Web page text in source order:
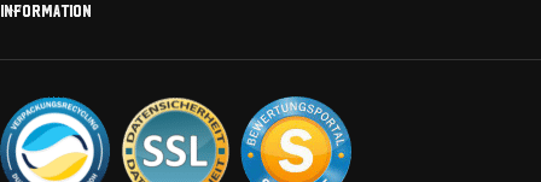
INFORMATION